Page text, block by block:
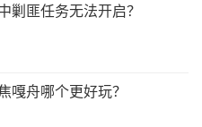
剿匪任务无法开启？
嘎舟哪个更好玩？